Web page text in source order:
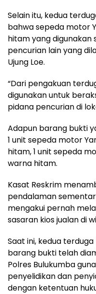
Selain itu, kedua
bahwa sepeda motor
hitam yang digunakan
pencurian lain yang
Ujung Loe.
“Dari pengakuan
digunakan untuk
pidana pencurian di
Adapun barang bukti
1 unit sepeda motor
hitam, 1 unit sepeda
warna hitam.
Kasat Reskrim
pendalaman
mengakui pernah
sasaran kios jualan di
Saat ini, kedua
barang bukti telah
Polres Bulukumba
penyelidikan dan
dengan ketentuan